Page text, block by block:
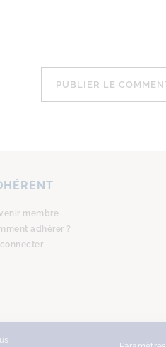
membre
adhérer ?